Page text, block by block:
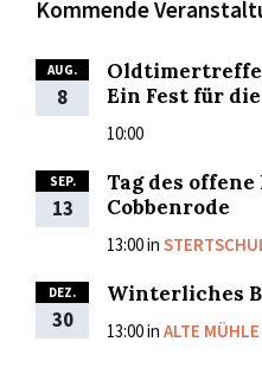
Kommende
AUG.
8
Ein Fest für
10:00
SEP.
13
Tag des
Cobbenrode
13:00in
DEZ.
30
Winterliches
13:00in ALTE